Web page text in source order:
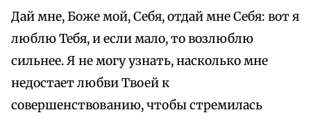
Дай мне, Боже мой, Себя, отдай мне Себя: вот я
люблю Тебя, и если мало, то возлюблю
сильнее. Я не могу узнать, насколько мне
недостает любви Твоей к
совершенствованию, чтобы стремилась